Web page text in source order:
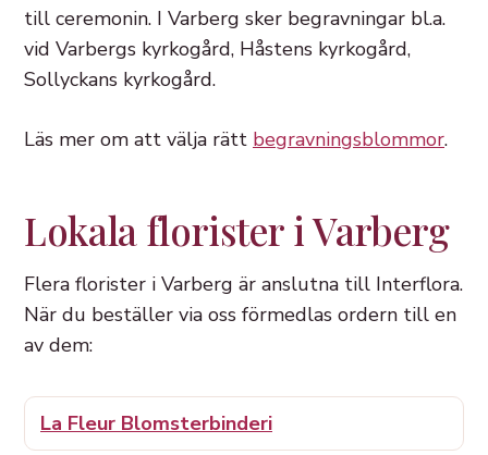
till ceremonin. I Varberg sker begravningar bl.a.
vid Varbergs kyrkogård, Håstens kyrkogård,
Sollyckans kyrkogård.
Läs mer om att välja rätt begravningsblommor.
Lokala florister i Varberg
Flera florister i Varberg är anslutna till Interflora.
När du beställer via oss förmedlas ordern till en
av dem:
La Fleur Blomsterbinderi